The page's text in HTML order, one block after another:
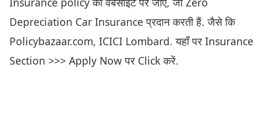
Depreciation Car Insurance प्रदान करती हैं. जैसे कि
Policybazaar.com, ICICI Lombard. यहाँ पर Insurance
Section >>> Apply Now पर Click करें.